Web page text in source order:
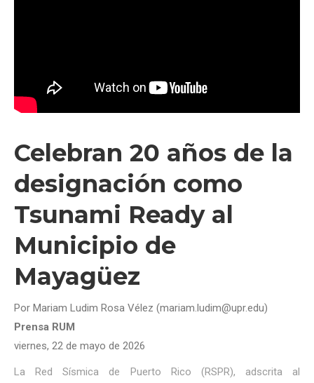
Celebran 20 años de la
designación como
Tsunami Ready al
Municipio de
Mayagüez
Por Mariam Ludim Rosa Vélez (mariam.ludim@upr.edu)
Prensa RUM
viernes, 22 de mayo de 2026
La Red Sísmica de Puerto Rico (RSPR), adscrita al